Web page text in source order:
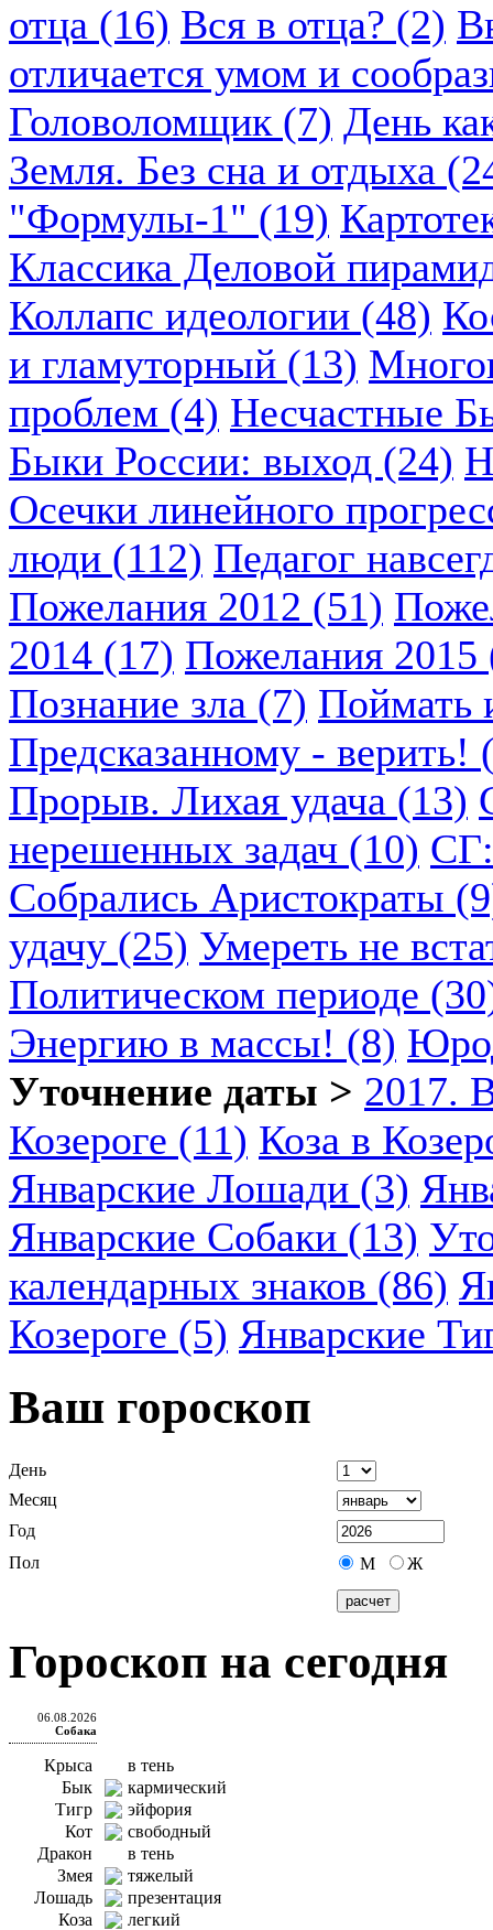
отца (16) Вся в отца? (2)
отличается умом и
Головоломщик (7) День
Земля. Без сна и отдыха
"Формулы-1" (19)
Классика Деловой
Коллапс идеологии (48)
и гламуторный (13)
проблем (4) Несчастные
Быки России: выход (24)
Осечки линейного
люди (112) Педагог
Пожелания 2012 (51)
2014 (17) Пожелания 2015
Познание зла (7) Поймать
Предсказанному - верить!
Прорыв. Лихая удача (13)
нерешенных задач (10)
Собрались Аристократы
удачу (25) Умереть не
Политическом периоде
Энергию в массы! (8)
Уточнение даты > 2017.
Козероге (11) Коза в
Январские Лошади (3)
Январские Собаки (13)
календарных знаков (86)
Козероге (5) Январские
Ваш гороскоп
День
Месяц
Год
Пол
М Ж
Гороскоп на сегодня
06.08.2026
Собака
Крыса
в тень
Бык
кармический
Тигр
эйфория
Кот
свободный
Дракон
в тень
Змея
тяжелый
Лошадь
презентация
Коза
легкий